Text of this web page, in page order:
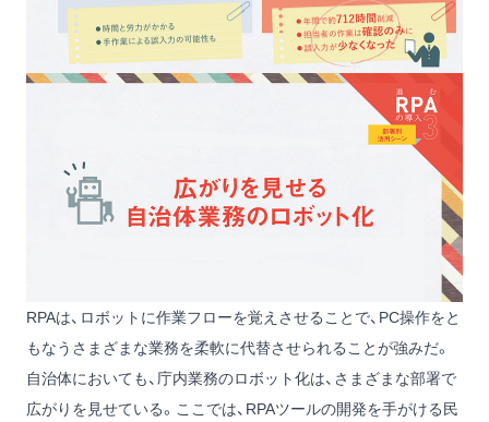
RPAは、ロボットに作業フローを覚えさせることで、PC操作をと
もなうさまざまな業務を柔軟に代替させられることが強みだ。
自治体においても、庁内業務のロボット化は、さまざまな部署で
広がりを見せている。ここでは、RPAツールの開発を手がける民